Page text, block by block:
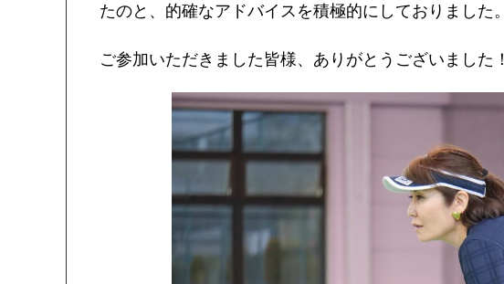
たのと、的確なアドバイスを積極的にしておりました。
ご参加いただきました皆様、ありがとうございました！